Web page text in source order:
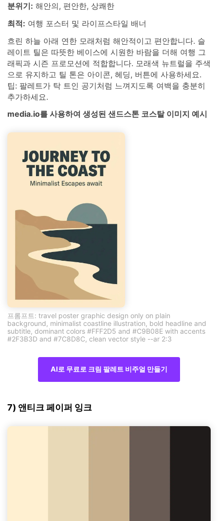
분위기: 해안의, 편안한, 상쾌한
최적: 여행 포스터 및 라이프스타일 배너
흐린 하늘 아래 연한 모래처럼 해안적이고 편안합니다. 슬
레이트 틸은 따뜻한 베이스에 시원한 바람을 더해 여행 그
래픽과 시즌 프로모션에 적합합니다. 모래색 뉴트럴을 주색
으로 유지하고 틸 톤은 아이콘, 헤딩, 버튼에 사용하세요.
팁: 팔레트가 탁 트인 공기처럼 느껴지도록 여백을 충분히
추가하세요.
media.io를 사용하여 생성된 샌드스톤 코스탈 이미지 예시
프롬프트: travel poster graphic design only on plain
background, minimalist coastline illustration, bold headline and
subtitle, dominant colors #FFF2D5 and #C9B08E with accents
#2F3B3D and #7C8D8C, clean vector style --ar 2:3
AI로 무료로 크림 팔레트 비주얼 만들기
7) 앤티크 페이퍼 잉크